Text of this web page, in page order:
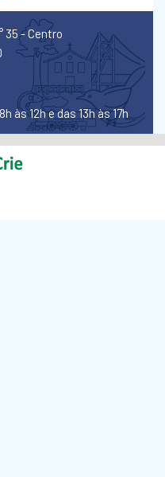
35 - Centro
às 12h e das 13h às 17h